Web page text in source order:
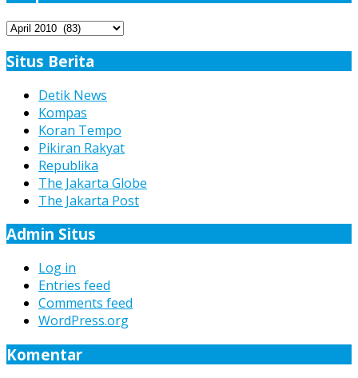
Arsip
Situs Berita
Detik News
Kompas
Koran Tempo
Pikiran Rakyat
Republika
The Jakarta Globe
The Jakarta Post
Admin Situs
Log in
Entries feed
Comments feed
WordPress.org
Komentar